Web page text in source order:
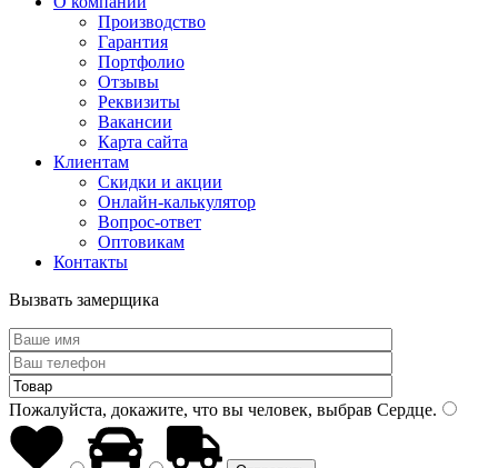
Производство
Гарантия
Портфолио
Отзывы
Реквизиты
Вакансии
Карта сайта
Клиентам
Скидки и акции
Онлайн-калькулятор
Вопрос-ответ
Оптовикам
Контакты
Вызвать замерщика
Пожалуйста, докажите, что вы человек, выбрав Сердце.